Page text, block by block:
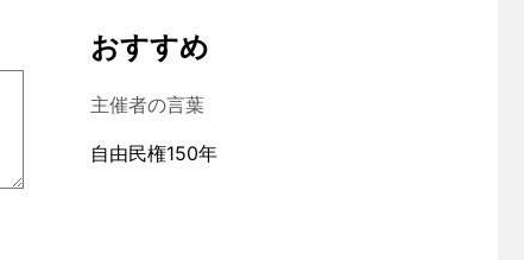
おすすめ
主催者の言葉
自由民権150年